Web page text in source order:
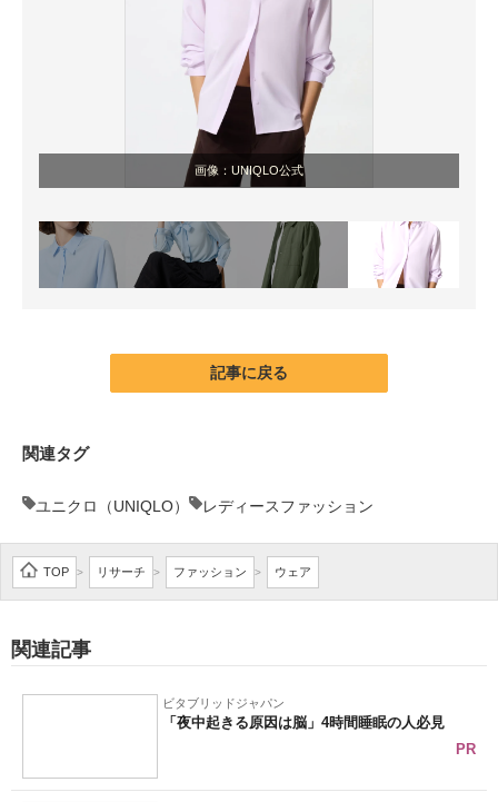
画像：UNIQLO公式
記事に戻る
関連タグ
ユニクロ（UNIQLO） レディースファッション
TOP > リサーチ > ファッション > ウェア
関連記事
ビタブリッドジャパン
「夜中起きる原因は脳」4時間睡眠の人必見
PR